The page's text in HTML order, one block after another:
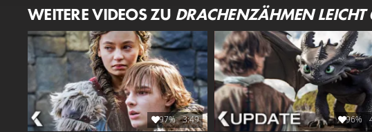
WEITERE VIDEOS ZU DRACHENZÄHMEN LEICHT
97% 3:49 96%